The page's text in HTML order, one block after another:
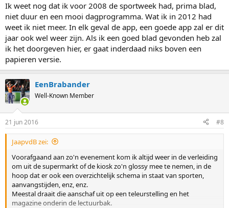
Ik weet nog dat ik voor 2008 de sportweek had, prima blad,
niet duur en een mooi dagprogramma. Wat ik in 2012 had
weet ik niet meer. In elk geval de app, een goede app zal er dit
jaar ook wel weer zijn. Als ik een goed blad gevonden heb zal
ik het doorgeven hier, er gaat inderdaad niks boven een
papieren versie.
EenBrabander
Well-Known Member
21 jun 2016 #8
JaapvdB zei:
Voorafgaand aan zo'n evenement kom ik altijd weer in de verleiding
om uit de supermarkt of de kiosk zo'n glossy mee te nemen, in de
hoop dat er ook een overzichtelijk schema in staat van sporten,
aanvangstijden, enz, enz.
Meestal draait die aanschaf uit op een teleurstelling en het
magazine onderin de lectuurbak.